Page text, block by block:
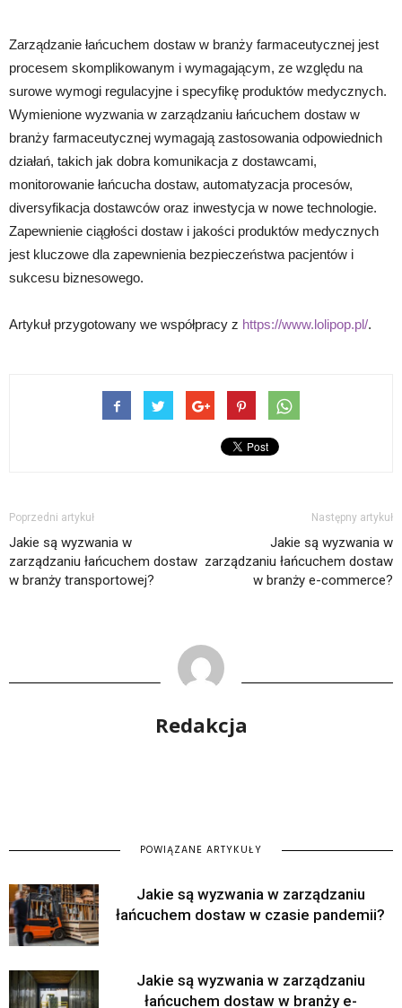
Zarządzanie łańcuchem dostaw w branży farmaceutycznej jest
procesem skomplikowanym i wymagającym, ze względu na
surowe wymogi regulacyjne i specyfikę produktów medycznych.
Wymienione wyzwania w zarządzaniu łańcuchem dostaw w
branży farmaceutycznej wymagają zastosowania odpowiednich
działań, takich jak dobra komunikacja z dostawcami,
monitorowanie łańcucha dostaw, automatyzacja procesów,
diversyfikacja dostawców oraz inwestycja w nowe technologie.
Zapewnienie ciągłości dostaw i jakości produktów medycznych
jest kluczowe dla zapewnienia bezpieczeństwa pacjentów i
sukcesu biznesowego.
Artykuł przygotowany we współpracy z https://www.lolipop.pl/.
Poprzedni artykuł
Jakie są wyzwania w
zarządzaniu łańcuchem dostaw
w branży transportowej?
Następny artykuł
Jakie są wyzwania w
zarządzaniu łańcuchem dostaw
w branży e-commerce?
Redakcja
POWIĄZANE ARTYKUŁY
Jakie są wyzwania w zarządzaniu
łańcuchem dostaw w czasie pandemii?
Jakie są wyzwania w zarządzaniu
łańcuchem dostaw w branży e-